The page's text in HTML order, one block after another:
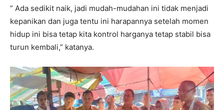
” Ada sedikit naik, jadi mudah-mudahan ini tidak menjadi
kepanikan dan juga tentu ini harapannya setelah momen
hidup ini bisa tetap kita kontrol harganya tetap stabil bisa
turun kembali,” katanya.